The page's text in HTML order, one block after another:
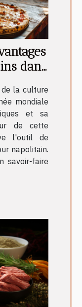
dans
la culture
mondiale
et sa
de cette
l'outil de
napolitain.
savoir-faire